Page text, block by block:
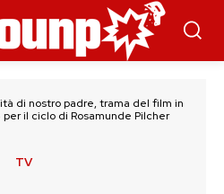
di nostro padre, trama del film in
per il ciclo di Rosamunde Pilcher
TV